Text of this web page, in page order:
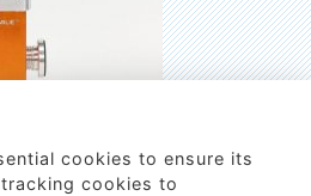
cookies to ensure its
cookies to